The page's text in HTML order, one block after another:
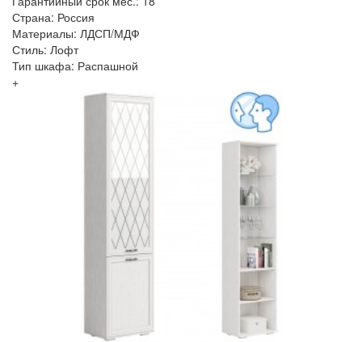
Страна: Россия
Материалы: ЛДСП/МДФ
Стиль: Лофт
Тип шкафа: Распашной
+